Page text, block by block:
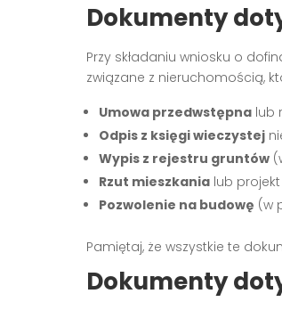
Dokumenty
Przy składaniu wniosku o
związane z nieruchomością,
Umowa przedwstępna lub
Odpis z księgi wieczystej
Wypis z rejestru gruntów
Rzut mieszkania lub
Pozwolenie na budowę (w
Pamiętaj, że wszystkie te
Dokumenty